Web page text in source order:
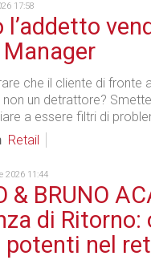
17:58
l’addetto
che il cliente di fronte
un detrattore?
a essere filtri di
Retail
2026 11:44
& BRUNO
di Ritorno:
nel